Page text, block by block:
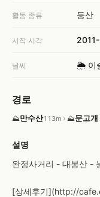
활동 종류 등산
시작 시각
날씨 🌦️ 이
경로
⛰만수산113m › ⛰문고개
설명
완정사거리 - 대봉산 -
[상세후기](http://